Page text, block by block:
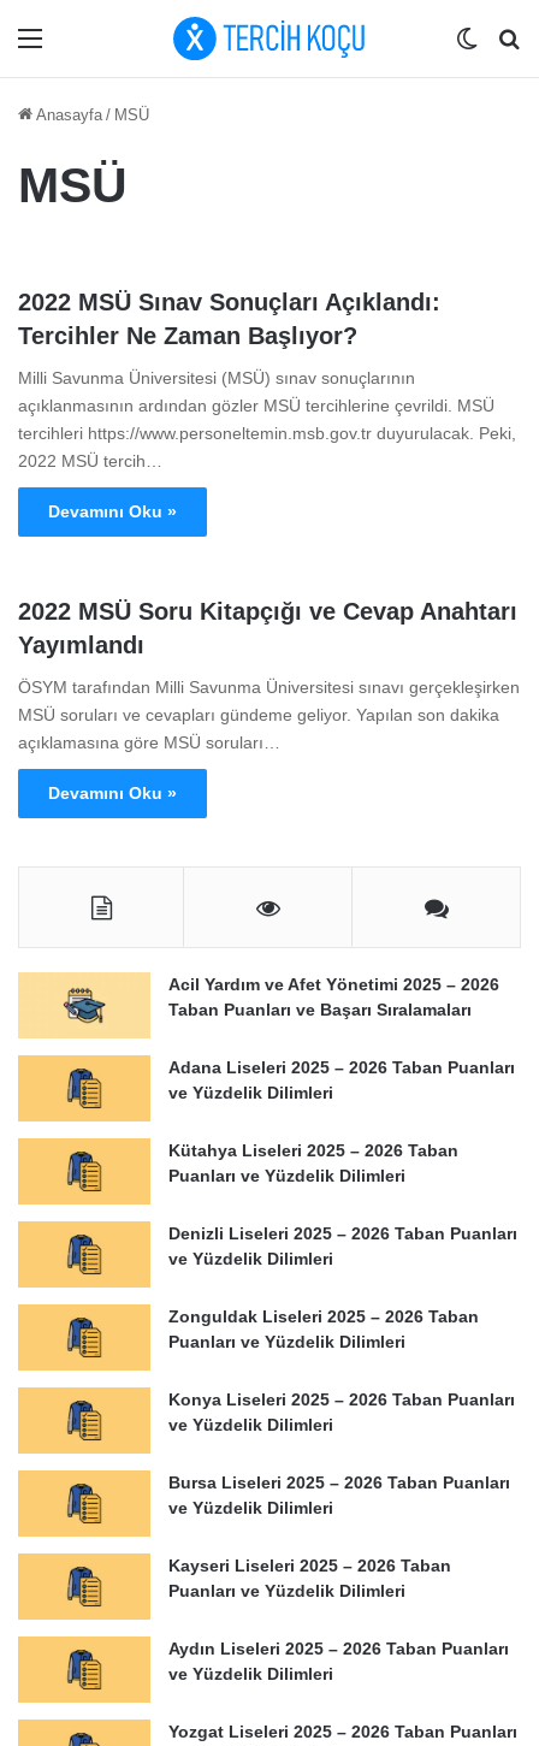
Menü Dış
Anasayfa / MSÜ
MSÜ
2022 MSÜ Sınav Sonuçları Açıklandı:
Tercihler Ne Zaman Başlıyor?
Milli Savunma Üniversitesi (MSÜ) sınav sonuçlarının
açıklanmasının ardından gözler MSÜ tercihlerine çevrildi. MSÜ
tercihleri https://www.personeltemin.msb.gov.tr duyurulacak. Peki,
2022 MSÜ tercih…
Devamını Oku »
2022 MSÜ Soru Kitapçığı ve Cevap Anahtarı
Yayımlandı
ÖSYM tarafından Milli Savunma Üniversitesi sınavı gerçekleşirken
MSÜ soruları ve cevapları gündeme geliyor. Yapılan son dakika
açıklamasına göre MSÜ soruları…
Devamını Oku »
Acil Yardım ve Afet Yönetimi 2025 – 2026
Taban Puanları ve Başarı Sıralamaları
Adana Liseleri 2025 – 2026 Taban Puanları
ve Yüzdelik Dilimleri
Kütahya Liseleri 2025 – 2026 Taban
Puanları ve Yüzdelik Dilimleri
Denizli Liseleri 2025 – 2026 Taban Puanları
ve Yüzdelik Dilimleri
Zonguldak Liseleri 2025 – 2026 Taban
Puanları ve Yüzdelik Dilimleri
Konya Liseleri 2025 – 2026 Taban Puanları
ve Yüzdelik Dilimleri
Bursa Liseleri 2025 – 2026 Taban Puanları
ve Yüzdelik Dilimleri
Kayseri Liseleri 2025 – 2026 Taban
Puanları ve Yüzdelik Dilimleri
Aydın Liseleri 2025 – 2026 Taban Puanları
ve Yüzdelik Dilimleri
Yozgat Liseleri 2025 – 2026 Taban Puanları